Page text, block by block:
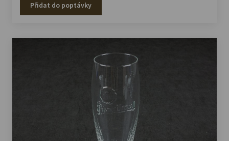
Přidat do poptávky